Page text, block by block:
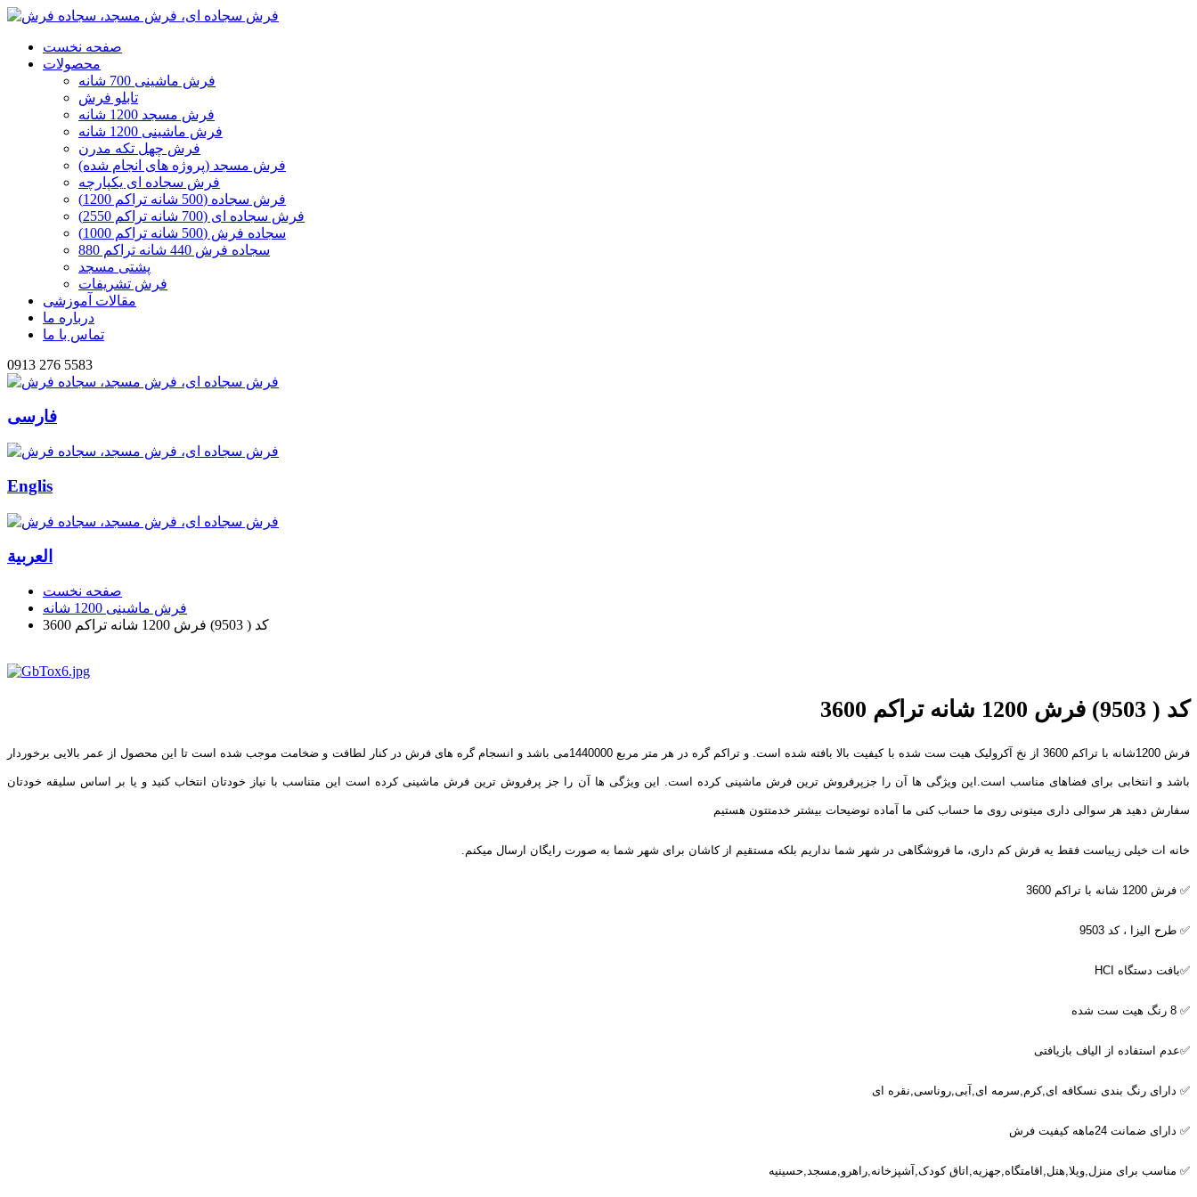
صفحه نخست
محصولات
فرش ماشینی 700 شانه
تابلو فرش
فرش مسجد 1200 شانه
فرش ماشینی 1200 شانه
فرش چهل تکه مدرن
فرش مسجد (پروژه های انجام شده)
فرش سجاده ای یکپارچه
فرش سجاده (500 شانه تراکم 1200)
فرش سجاده ای (700 شانه تراکم 2550)
سجاده فرش (500 شانه تراکم 1000)
سجاده فرش 440 شانه تراکم 880
پشتی مسجد
فرش تشریفات
مقالات آموزشی
درباره ما
تماس با ما
0913 276 5583
فارسی
Englis
العربیة
صفحه نخست
فرش ماشینی 1200 شانه
کد ( 9503) فرش 1200 شانه تراکم 3600
کد ( 9503) فرش 1200 شانه تراکم 3600
فرش 1200شانه با تراکم 3600 از نخ آکرولیک هیت ست شده با کیفیت بالا بافته شده است. و تراکم گره در هر متر مربع 1440000می باشد و انسجام گره های فرش در کنار لطافت و ضخامت موجب شده است تا این محصول از عمر بالایی برخوردار
باشد و انتخابی برای فضاهای مناسب است.این ویژگی ها آن را جزپرفروش ترین فرش ماشینی کرده است. این ویژگی ها آن را جز پرفروش ترین فرش ماشینی کرده است این متناسب با نیاز خودتان انتخاب کنید و یا بر اساس سلیقه خودتان
سفارش دهید هر سوالی داری میتونی روی ما حساب کنی ما آماده توضیحات بیشتر خدمتتون هستیم
خانه ات خیلی زیباست فقط یه فرش کم داری، ما فروشگاهی در شهر شما نداریم بلکه مستقیم از کاشان برای شهر شما به صورت رایگان ارسال میکنم.
✅ فرش 1200 شانه با تراکم 3600
✅ طرح الیزا ، کد 9503
✅بافت دستگاه HCI
✅ 8 رنگ هیت ست شده
✅عدم استفاده از الیاف بازیافتی
✅ دارای رنگ بندی نسکافه ای,کرم,سرمه ای,آبی,روناسی,نقره ای
✅ دارای ضمانت 24ماهه کیفیت فرش
✅ مناسب برای منزل,ویلا,هتل,اقامتگاه,جهزیه,اتاق کودک,آشپزخانه,راهرو,مسجد,حسینیه